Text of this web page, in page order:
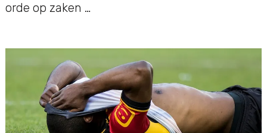
orde op zaken …